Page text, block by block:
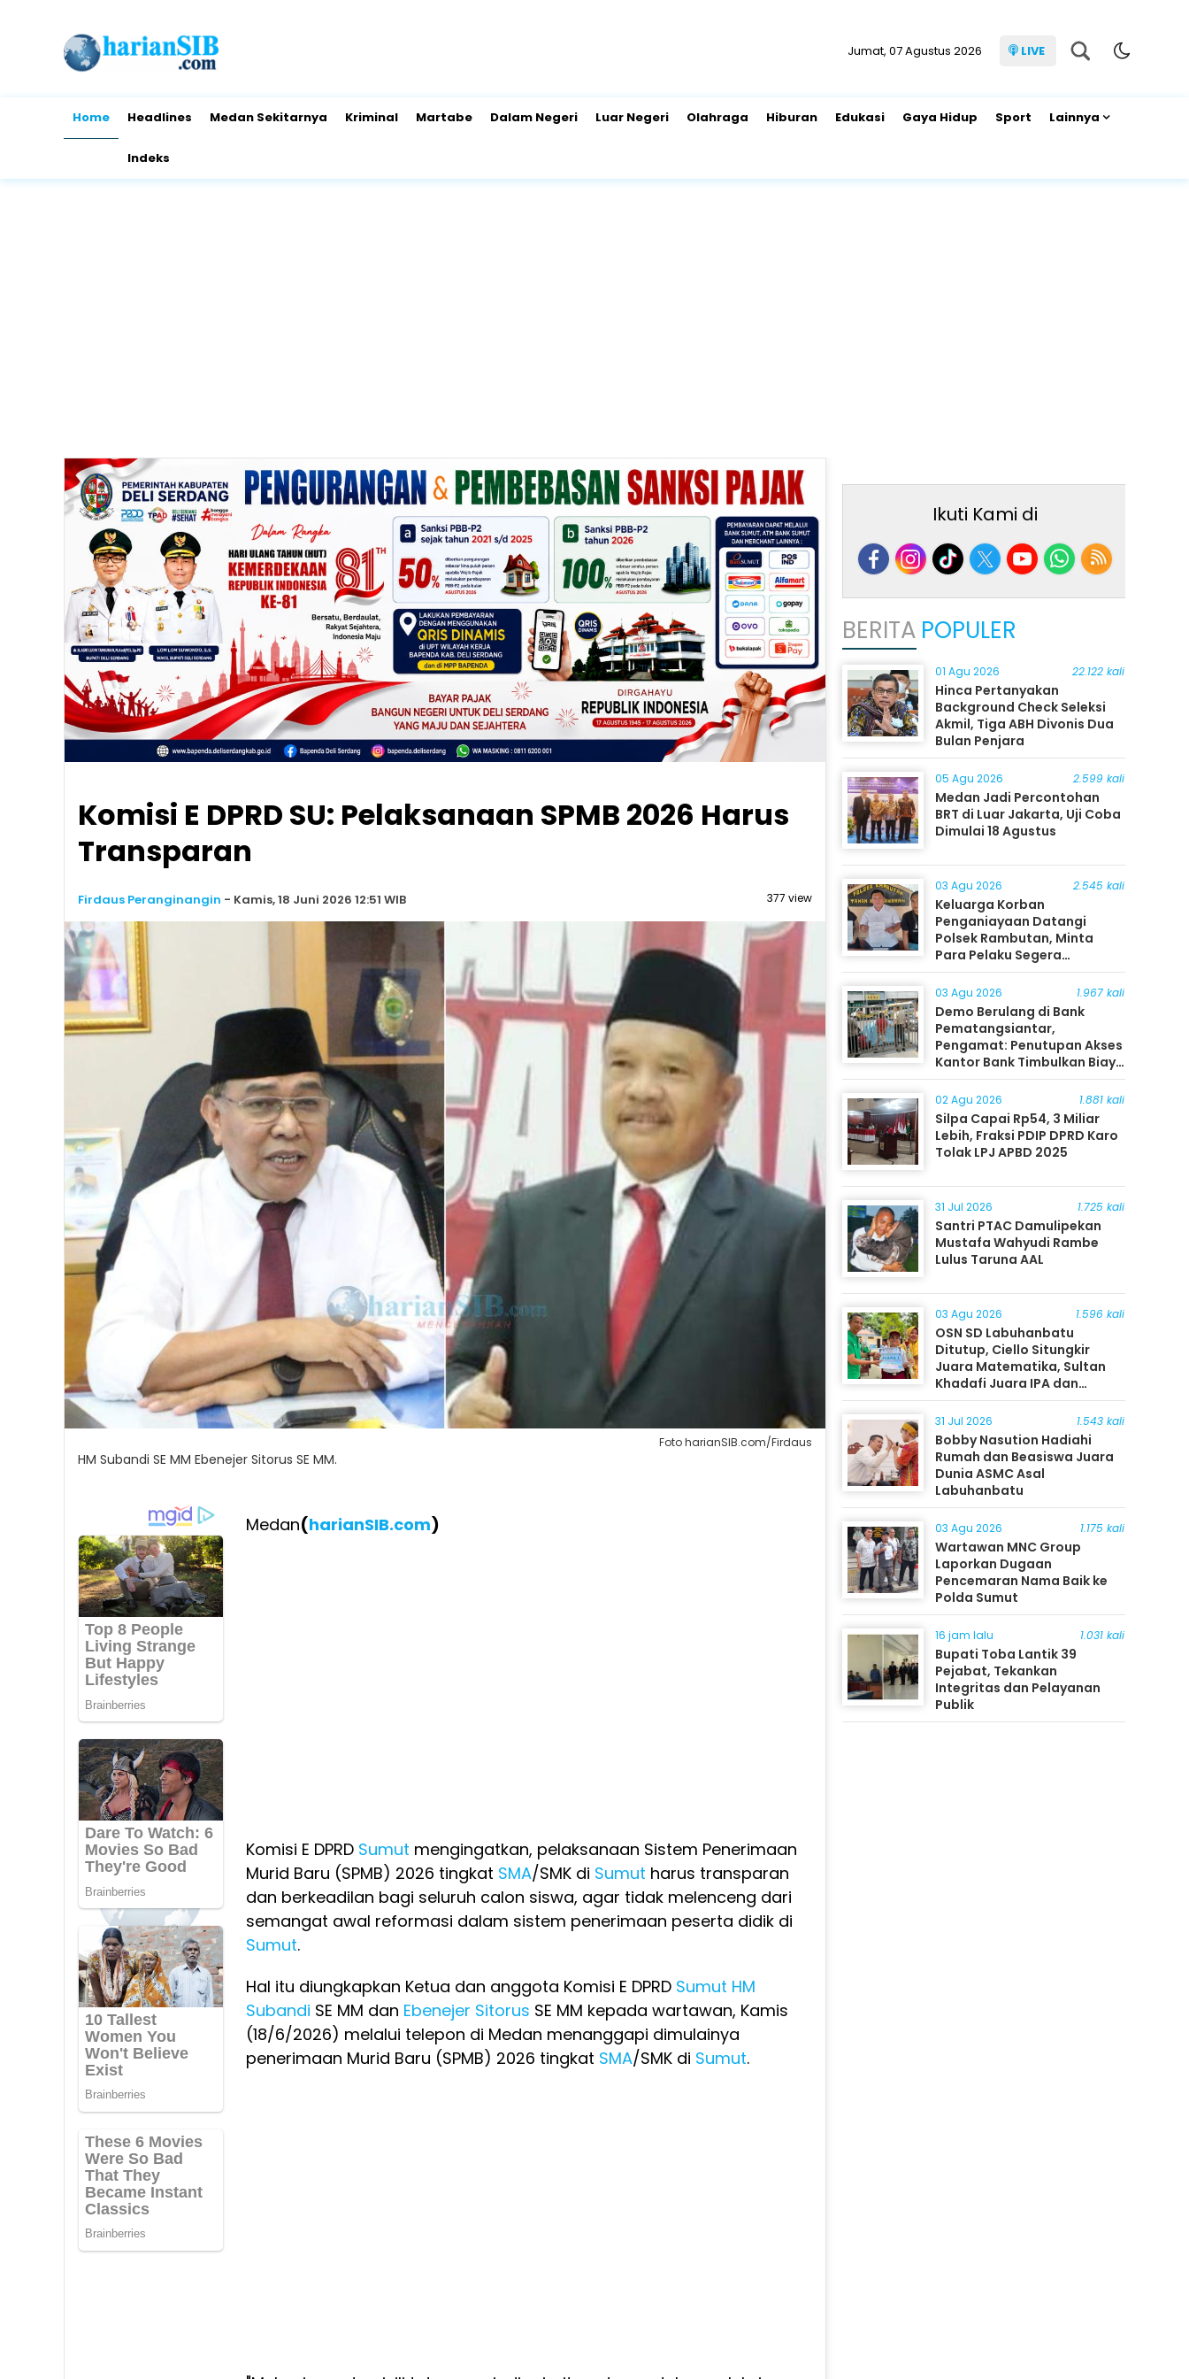
Jumat, 07 Agustus 2026 LIVE
Home Headlines Medan Sekitarnya Kriminal Martabe Dalam Negeri Luar Negeri Olahraga Hiburan Edukasi Gaya Hidup Sport Lainnya
Indeks
Komisi E DPRD SU: Pelaksanaan SPMB 2026 Harus
Transparan
Firdaus Peranginangin - Kamis, 18 Juni 2026 12:51 WIB 377 view
Foto harianSIB.com/Firdaus
HM Subandi SE MM Ebenejer Sitorus SE MM.
Medan(harianSIB.com)
Komisi E DPRD Sumut mengingatkan, pelaksanaan Sistem Penerimaan
Murid Baru (SPMB) 2026 tingkat SMA/SMK di Sumut harus transparan
dan berkeadilan bagi seluruh calon siswa, agar tidak melenceng dari
semangat awal reformasi dalam sistem penerimaan peserta didik di
Sumut.
Hal itu diungkapkan Ketua dan anggota Komisi E DPRD Sumut HM
Subandi SE MM dan Ebenejer Sitorus SE MM kepada wartawan, Kamis
(18/6/2026) melalui telepon di Medan menanggapi dimulainya
penerimaan Murid Baru (SPMB) 2026 tingkat SMA/SMK di Sumut.
Ikuti Kami di
BERITA POPULER
01 Agu 2026 22.122 kali
Hinca Pertanyakan
Background Check Seleksi
Akmil, Tiga ABH Divonis Dua
Bulan Penjara
05 Agu 2026 2.599 kali
Medan Jadi Percontohan
BRT di Luar Jakarta, Uji Coba
Dimulai 18 Agustus
03 Agu 2026 2.545 kali
Keluarga Korban
Penganiayaan Datangi
Polsek Rambutan, Minta
Para Pelaku Segera
Ditangkap
03 Agu 2026 1.967 kali
Demo Berulang di Bank
Pematangsiantar,
Pengamat: Penutupan Akses
Kantor Bank Timbulkan Biaya
Ekonomi bagi Masyarakat
02 Agu 2026 1.881 kali
Silpa Capai Rp54, 3 Miliar
Lebih, Fraksi PDIP DPRD Karo
Tolak LPJ APBD 2025
31 Jul 2026 1.725 kali
Santri PTAC Damulipekan
Mustafa Wahyudi Rambe
Lulus Taruna AAL
03 Agu 2026 1.596 kali
OSN SD Labuhanbatu
Ditutup, Ciello Situngkir
Juara Matematika, Sultan
Khadafi Juara IPA dan
Timothy Rangkuti Juara IPS
31 Jul 2026 1.543 kali
Bobby Nasution Hadiahi
Rumah dan Beasiswa Juara
Dunia ASMC Asal
Labuhanbatu
03 Agu 2026 1.175 kali
Wartawan MNC Group
Laporkan Dugaan
Pencemaran Nama Baik ke
Polda Sumut
16 jam lalu 1.031 kali
Bupati Toba Lantik 39
Pejabat, Tekankan
Integritas dan Pelayanan
Publik